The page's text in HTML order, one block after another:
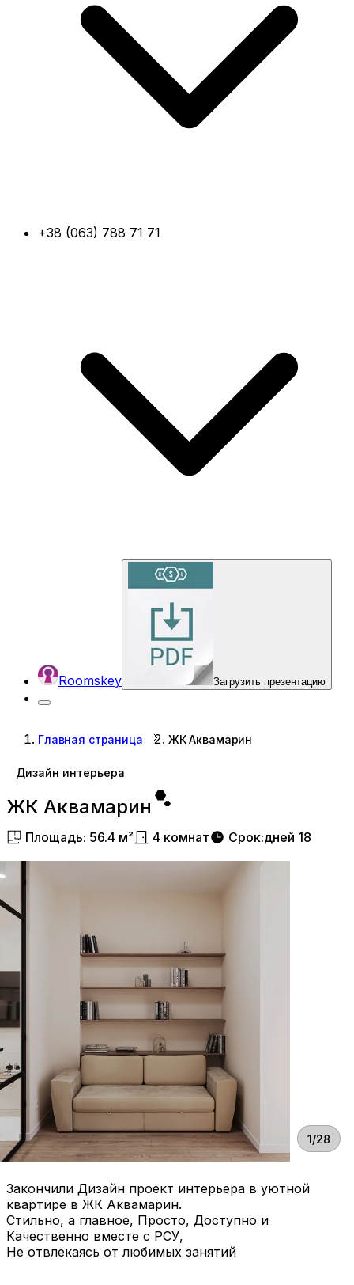
+38 (063) 788 71 71
Roomskey Загрузить презентацию
Главная страница ЖК Аквамарин
Дизайн интерьера
ЖК Аквамарин
Площадь: 56.4 м² 4 комнат Срок:дней 18
1/28
Закончили Дизайн проект интерьера в уютной
квартире в ЖК Аквамарин.
Стильно, а главное, Просто, Доступно и
Качественно вместе с РСУ,
Не отвлекаясь от любимых занятий